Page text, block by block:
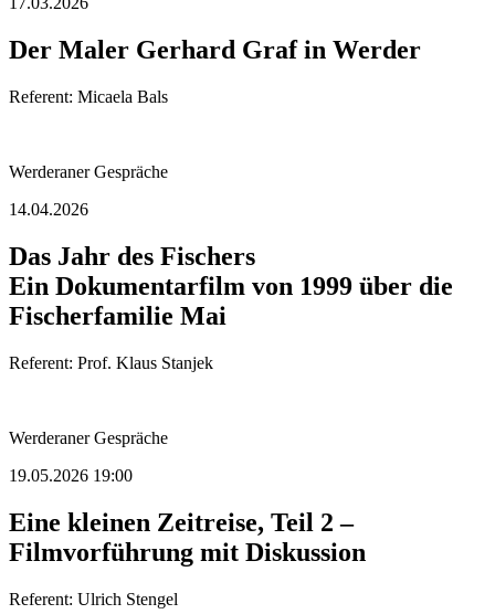
Der Maler Gerhard Graf in Werder
Referent: Micaela Bals
Werderaner Gespräche
14.04.2026
Das Jahr des Fischers
Ein Dokumentarfilm von 1999 über die
Fischerfamilie Mai
Referent: Prof. Klaus Stanjek
Werderaner Gespräche
19.05.2026 19:00
Eine kleinen Zeitreise, Teil 2 –
Filmvorführung mit Diskussion
Referent: Ulrich Stengel